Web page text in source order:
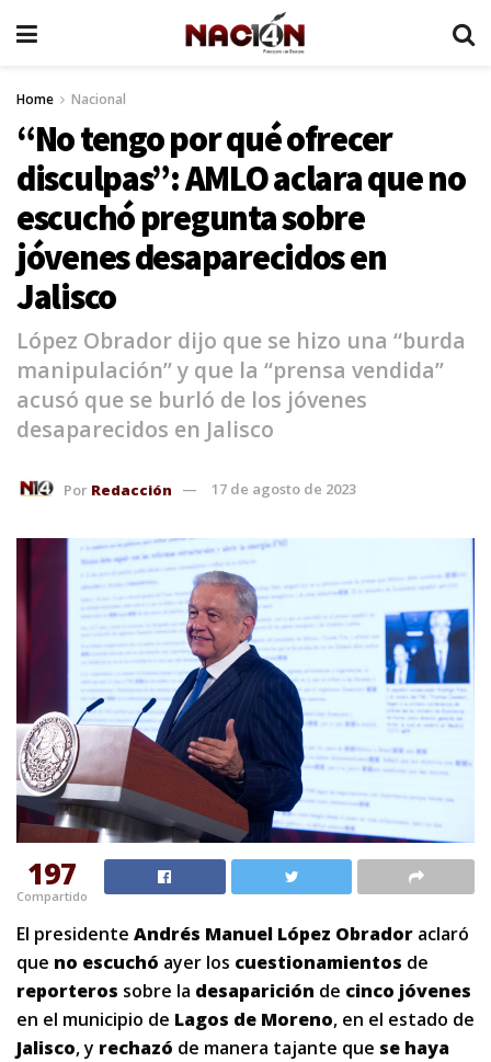
Home Nacional
“No tengo por qué ofrecer
disculpas”: AMLO aclara que no
escuchó pregunta sobre
jóvenes desaparecidos en
Jalisco
López Obrador dijo que se hizo una “burda
manipulación” y que la “prensa vendida”
acusó que se burló de los jóvenes
desaparecidos en Jalisco
Por Redacción 17 de agosto de 2023
197
Compartido
El presidente Andrés Manuel López Obrador aclaró
que no escuchó ayer los cuestionamientos de
reporteros sobre la desaparición de cinco jóvenes
en el municipio de Lagos de Moreno, en el estado de
Jalisco, y rechazó de manera tajante que se haya